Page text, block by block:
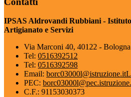
IPSAS Aldrovandi Rubbiani - Istituto
Artigianato e Servizi
Via Marconi 40, 40122 -
Tel: 0516392512
Tel: 0516392598
Email: borc03000l@istruzione.it
PEC:
C.F.: 91153030373